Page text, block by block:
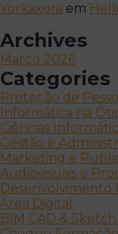
Yorkaxora em
Archives
Março 2026
Categories
Proteção de
Informática na
Ciências
Gestão e
Marketing e
Audiovisuais e
Desenvolvimento
Área Digital
BIM CAD &